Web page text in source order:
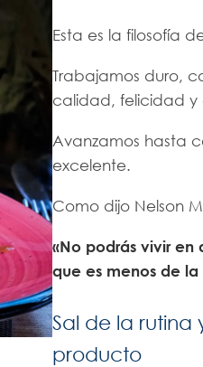
Esta es la filosofía
Trabajamos duro,
calidad, felicidad y
Avanzamos hasta
excelente.
Como dijo Nelson
«No podrás vivir en
que es menos de
Sal de la
producto